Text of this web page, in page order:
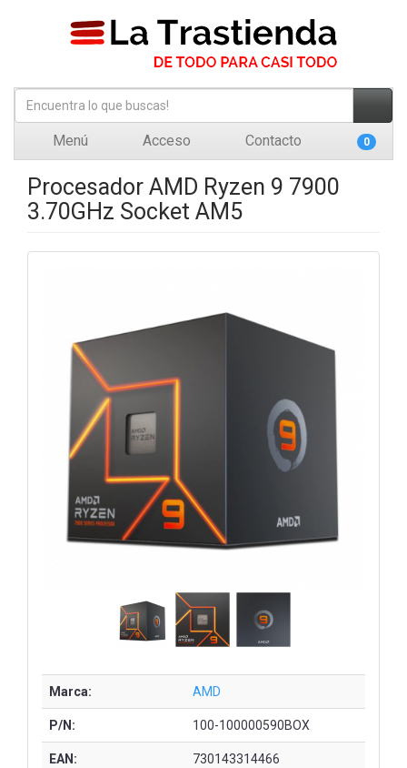
Menú Acceso Contacto 0
Procesador AMD Ryzen 9 7900
3.70GHz Socket AM5
Marca: AMD
P/N: 100-100000590BOX
EAN: 730143314466